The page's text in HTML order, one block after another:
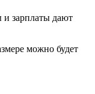
и зарплаты дают
можно будет